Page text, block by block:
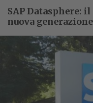
SAP Datasphere:
nuova generazione